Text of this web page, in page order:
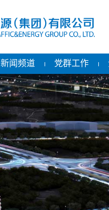
新闻频道 党群工作